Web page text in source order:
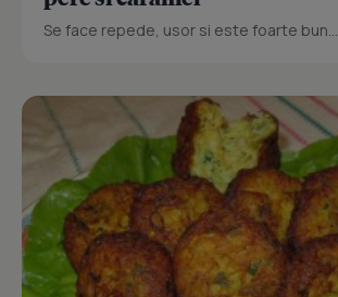
Se face repede, usor si este foarte bun...